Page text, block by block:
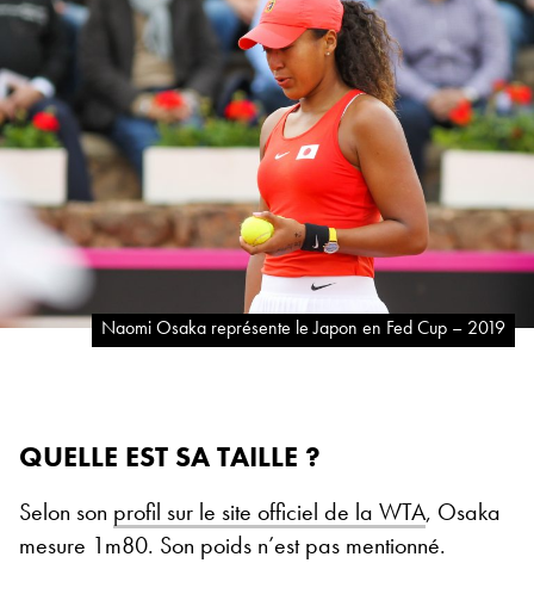
Naomi Osaka représente le Japon en Fed Cup – 2019
QUELLE EST SA TAILLE ?
Selon son profil sur le site officiel de la WTA, Osaka
mesure 1m80. Son poids n’est pas mentionné.